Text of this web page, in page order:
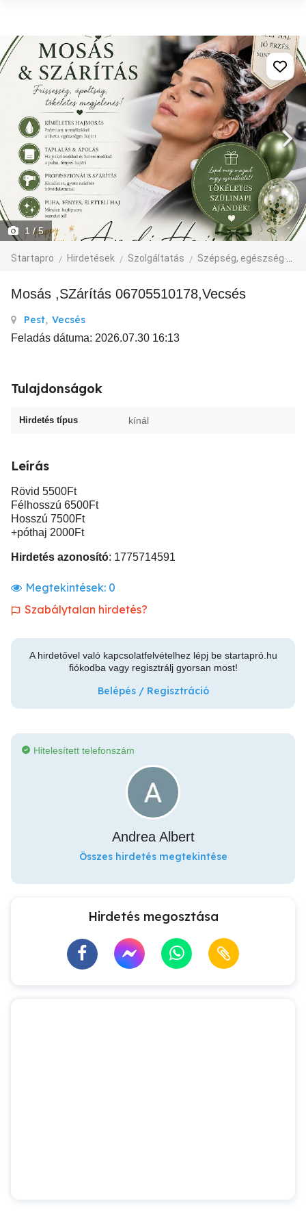
1 / 5
Startapro Hirdetések Szolgáltatás Szépség, egészség
Mosás ,SZárítás 06705510178,Vecsés
Pest, Vecsés
Feladás dátuma: 2026.07.30 16:13
Tulajdonságok
Hirdetés típus kínál
Leírás
Rövid 5500Ft
Félhosszú 6500Ft
Hosszú 7500Ft
+póthaj 2000Ft
Hirdetés azonosító: 1775714591
Megtekintések: 0
Szabálytalan hirdetés?
A hirdetővel való kapcsolatfelvételhez lépj be startapró.hu
fiókodba vagy regisztrálj gyorsan most!
Belépés / Regisztráció
Hitelesített telefonszám
Andrea Albert
Összes hirdetés megtekintése
Hirdetés megosztása